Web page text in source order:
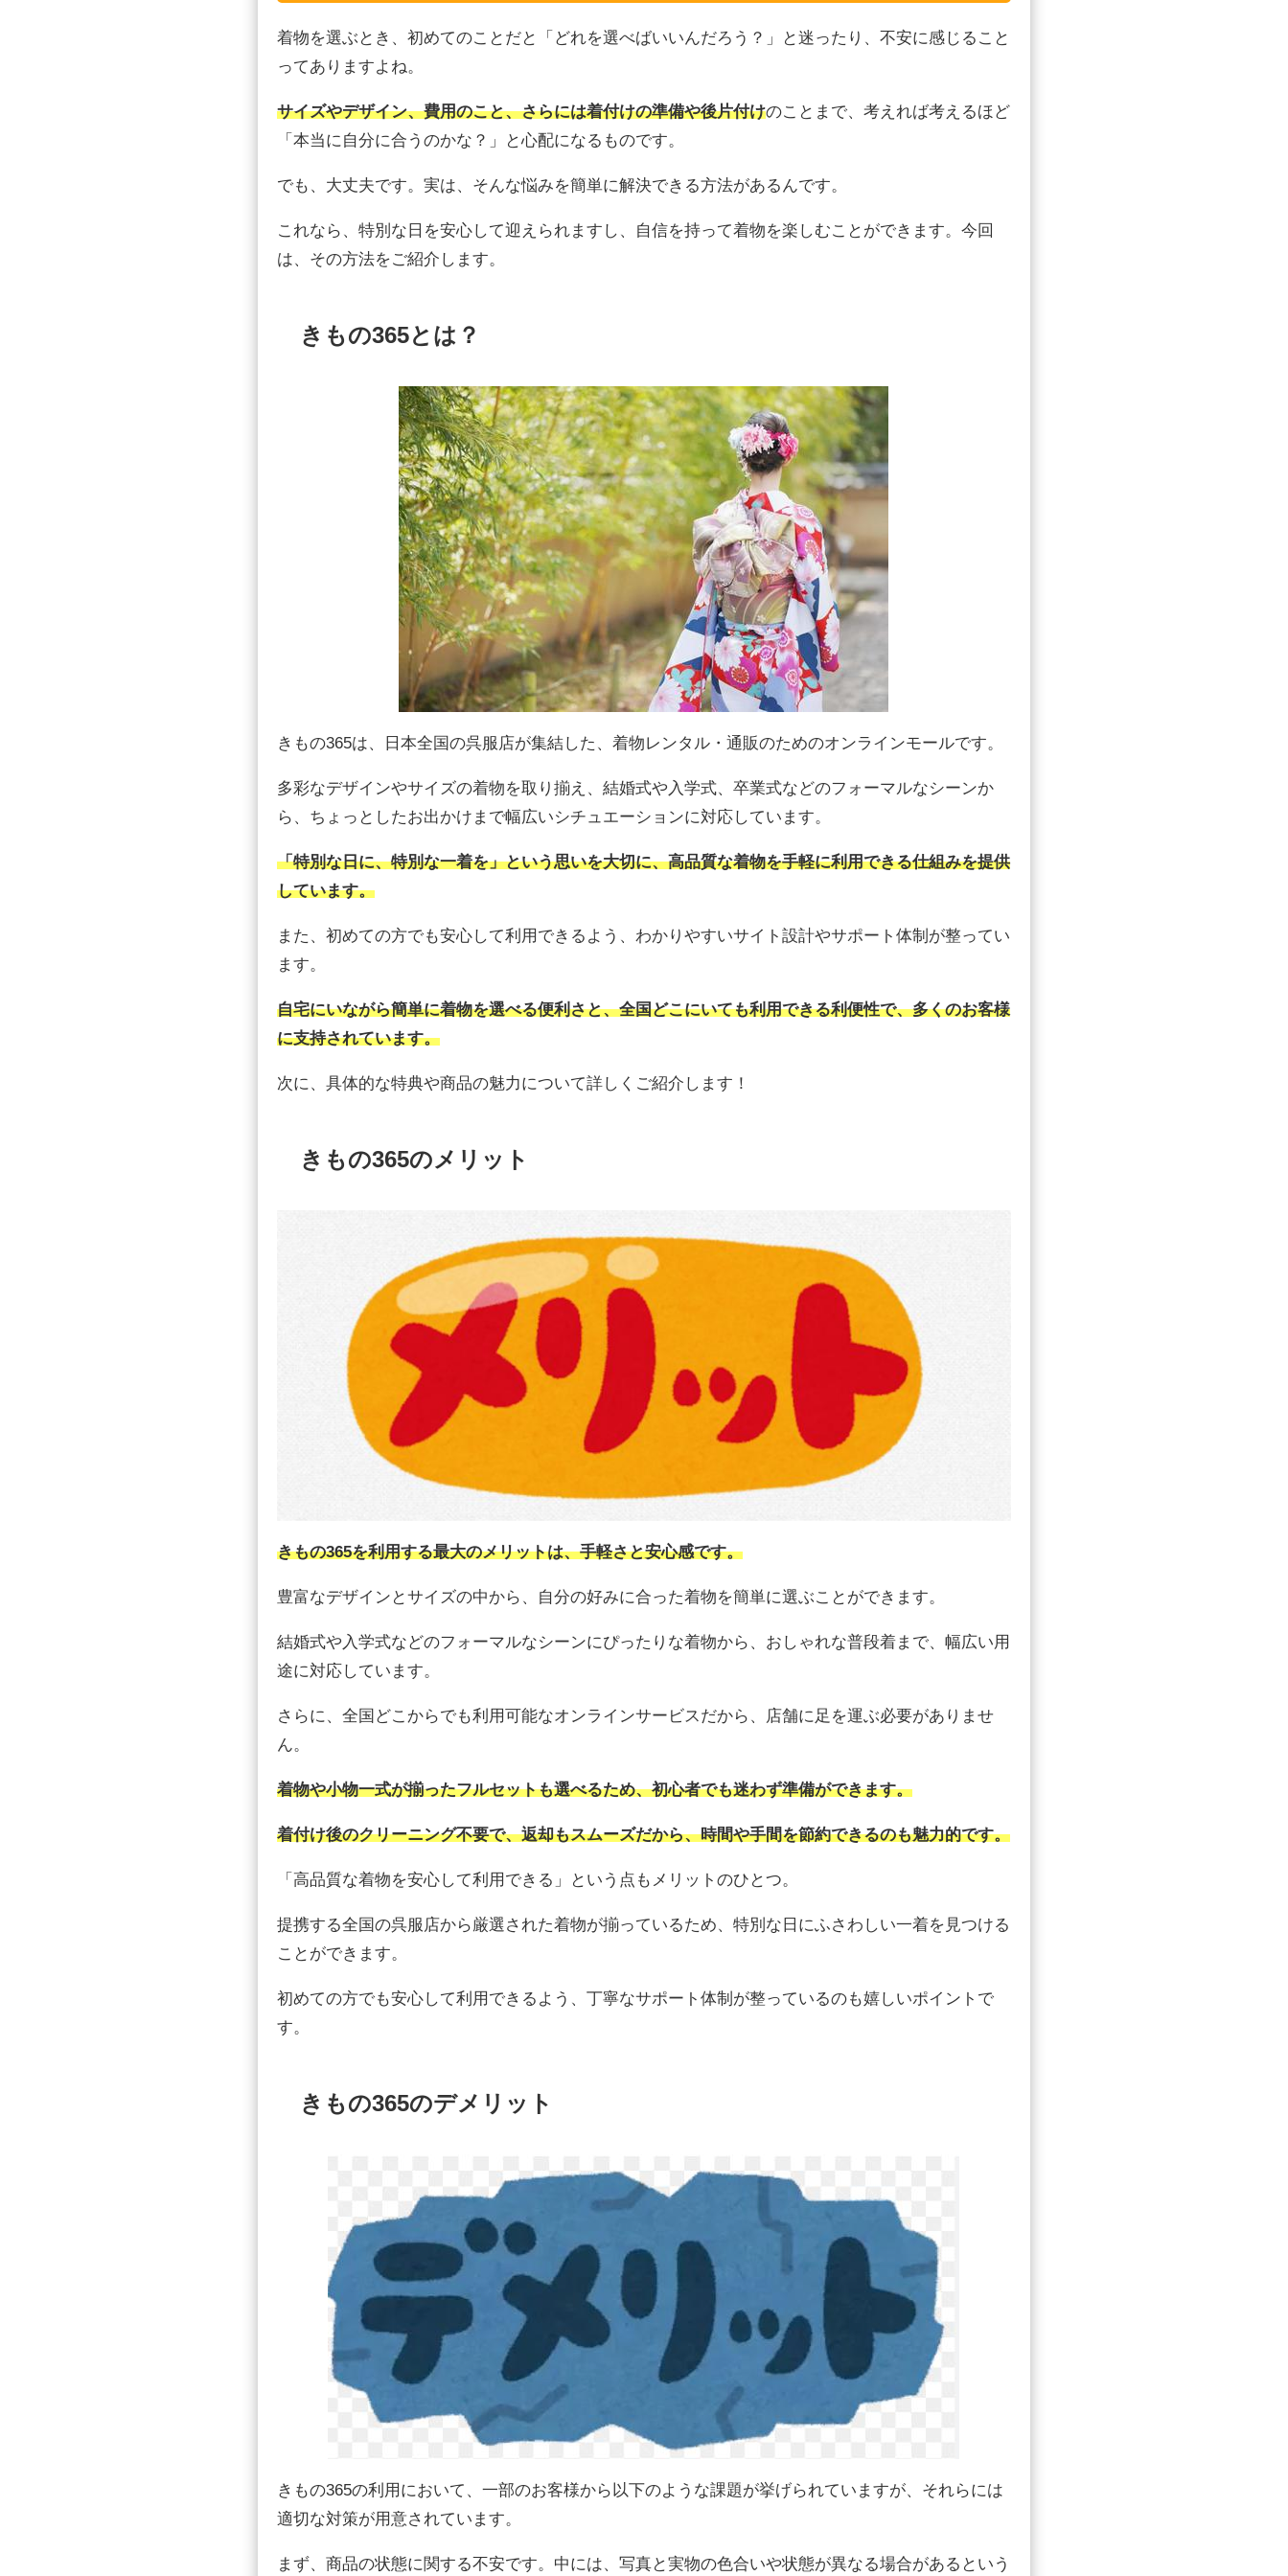
着物を選ぶとき、初めてのことだと「どれを選べばいいんだろう？」と迷ったり、不安に感じること
ってありますよね。
サイズやデザイン、費用のこと、さらには着付けの準備や後片付けのことまで、考えれば考えるほど
「本当に自分に合うのかな？」と心配になるものです。
でも、大丈夫です。実は、そんな悩みを簡単に解決できる方法があるんです。
これなら、特別な日を安心して迎えられますし、自信を持って着物を楽しむことができます。今回
は、その方法をご紹介します。
きもの365とは？
きもの365は、日本全国の呉服店が集結した、着物レンタル・通販のためのオンラインモールです。
多彩なデザインやサイズの着物を取り揃え、結婚式や入学式、卒業式などのフォーマルなシーンか
ら、ちょっとしたお出かけまで幅広いシチュエーションに対応しています。
「特別な日に、特別な一着を」という思いを大切に、高品質な着物を手軽に利用できる仕組みを提供
しています。
また、初めての方でも安心して利用できるよう、わかりやすいサイト設計やサポート体制が整ってい
ます。
自宅にいながら簡単に着物を選べる便利さと、全国どこにいても利用できる利便性で、多くのお客様
に支持されています。
次に、具体的な特典や商品の魅力について詳しくご紹介します！
きもの365のメリット
きもの365を利用する最大のメリットは、手軽さと安心感です。
豊富なデザインとサイズの中から、自分の好みに合った着物を簡単に選ぶことができます。
結婚式や入学式などのフォーマルなシーンにぴったりな着物から、おしゃれな普段着まで、幅広い用
途に対応しています。
さらに、全国どこからでも利用可能なオンラインサービスだから、店舗に足を運ぶ必要がありませ
ん。
着物や小物一式が揃ったフルセットも選べるため、初心者でも迷わず準備ができます。
着付け後のクリーニング不要で、返却もスムーズだから、時間や手間を節約できるのも魅力的です。
「高品質な着物を安心して利用できる」という点もメリットのひとつ。
提携する全国の呉服店から厳選された着物が揃っているため、特別な日にふさわしい一着を見つける
ことができます。
初めての方でも安心して利用できるよう、丁寧なサポート体制が整っているのも嬉しいポイントで
す。
きもの365のデメリット
きもの365の利用において、一部のお客様から以下のような課題が挙げられていますが、それらには
適切な対策が用意されています。
まず、商品の状態に関する不安です。中には、写真と実物の色合いや状態が異なる場合があるという